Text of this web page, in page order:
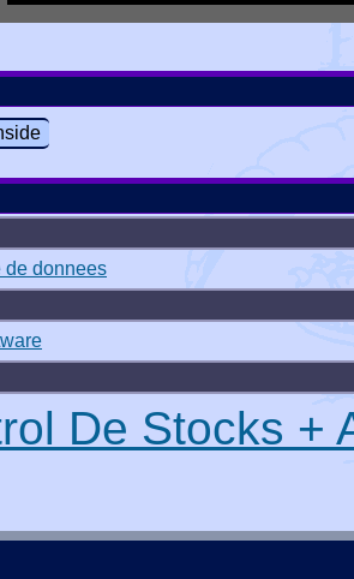
de donnees
De Stocks +